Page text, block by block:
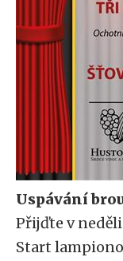
Uspávání
Přijďte v
Start